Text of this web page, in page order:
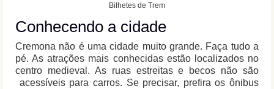
Bilhetes de Trem
Conhecendo a cidade
Cremona não é uma cidade muito grande. Faça tudo a
pé. As atrações mais conhecidas estão localizados no
centro medieval. As ruas estreitas e becos não são
acessíveis para carros. Se precisar, prefira os ônibus